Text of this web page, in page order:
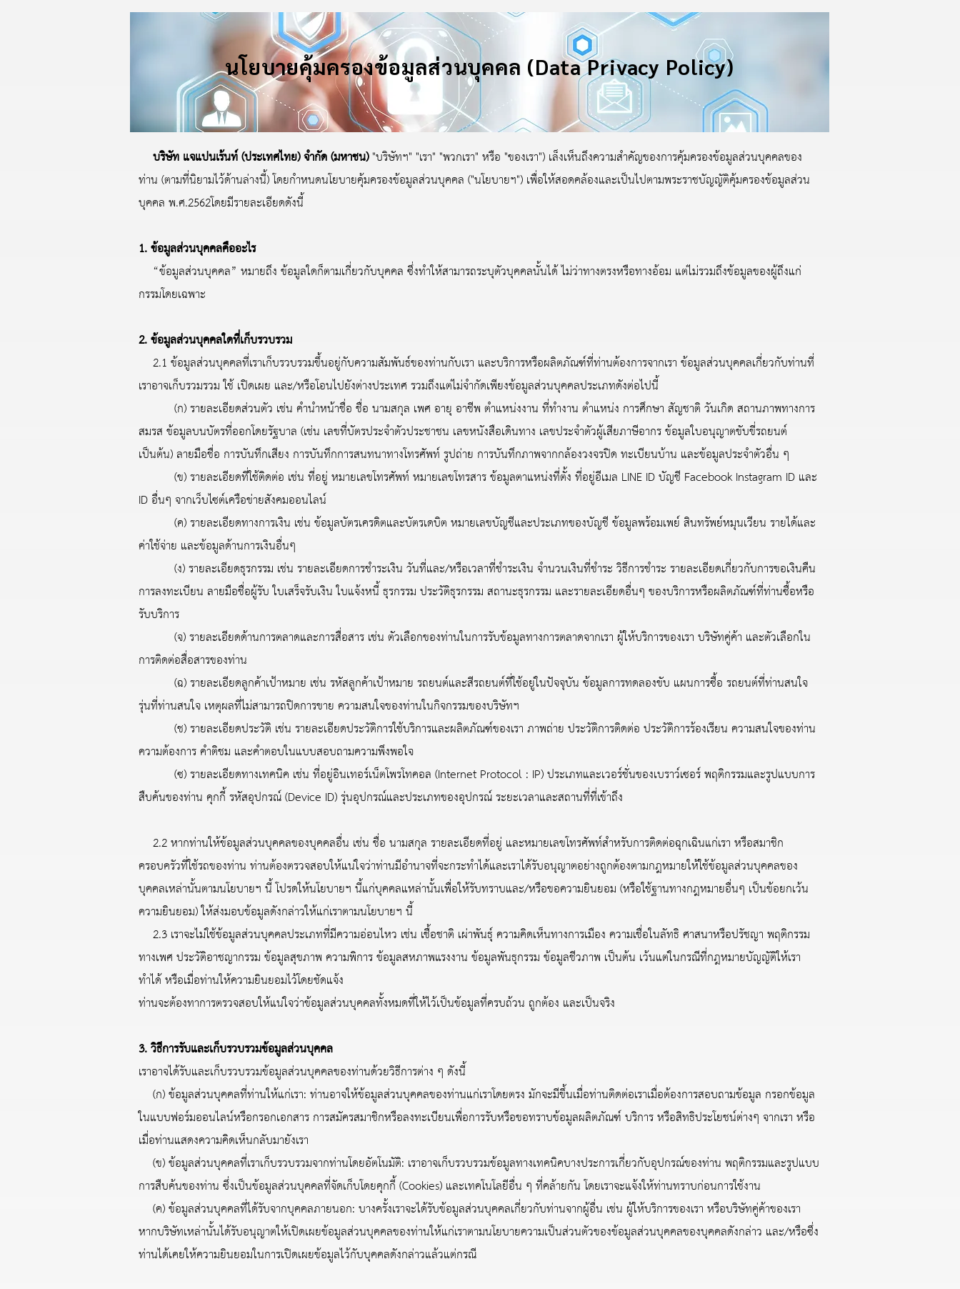
นโยบายคุ้มครองข้อมูลส่วนบุคคล (Data Privacy Policy)
บริษัท แจแปนเร้นท์ (ประเทศไทย) จำกัด (มหาชน)"บริษัทฯ" "เรา" "พวกเรา" หรือ "ของเรา") เล็งเห็นถึงความสำคัญของการคุ้มครองข้อมูลส่วนบุคคลของ
ท่าน (ตามที่นิยามไว้ด้านล่างนี้) โดยกำหนดนโยบายคุ้มครองข้อมูลส่วนบุคคล ("นโยบายฯ") เพื่อให้สอดคล้องและเป็นไปตามพระราชบัญญัติคุ้มครองข้อมูลส่วน
บุคคล พ.ศ.2562โดยมีรายละเอียดดังนี้
1. ข้อมูลส่วนบุคคลคืออะไร
“ข้อมูลส่วนบุคคล” หมายถึง ข้อมูลใดก็ตามเกี่ยวกับบุคคล ซึ่งทำให้สามารถระบุตัวบุคคลนั้นได้ ไม่ว่าทางตรงหรือทางอ้อม แต่ไม่รวมถึงข้อมูลของผู้ถึงแก่
กรรมโดยเฉพาะ
2. ข้อมูลส่วนบุคคลใดที่เก็บรวบรวม
2.1 ข้อมูลส่วนบุคคลที่เราเก็บรวบรวมขึ้นอยู่กับความสัมพันธ์ของท่านกับเรา และบริการหรือผลิตภัณฑ์ที่ท่านต้องการจากเรา ข้อมูลส่วนบุคคลเกี่ยวกับท่านที่
เราอาจเก็บรวมรวม ใช้ เปิดเผย และ/หรือโอนไปยังต่างประเทศ รวมถึงแต่ไม่จำกัดเพียงข้อมูลส่วนบุคคลประเภทดังต่อไปนี้
(ก) รายละเอียดส่วนตัว เช่น คำนำหน้าชื่อ ชื่อ นามสกุล เพศ อายุ อาชีพ ตำแหน่งงาน ที่ทำงาน ตำแหน่ง การศึกษา สัญชาติ วันเกิด สถานภาพทางการ
สมรส ข้อมูลบนบัตรที่ออกโดยรัฐบาล (เช่น เลขที่บัตรประจำตัวประชาชน เลขหนังสือเดินทาง เลขประจำตัวผู้เสียภาษีอากร ข้อมูลใบอนุญาตขับขี่รถยนต์
เป็นต้น) ลายมือชื่อ การบันทึกเสียง การบันทึกการสนทนาทางโทรศัพท์ รูปถ่าย การบันทึกภาพจากกล้องวงจรปิด ทะเบียนบ้าน และข้อมูลประจำตัวอื่น ๆ
(ข) รายละเอียดที่ใช้ติดต่อ เช่น ที่อยู่ หมายเลขโทรศัพท์ หมายเลขโทรสาร ข้อมูลตาแหน่งที่ตั้ง ที่อยู่อีเมล LINE ID บัญชี Facebook Instagram ID และ
ID อื่นๆ จากเว็บไซต์เครือข่ายสังคมออนไลน์
(ค) รายละเอียดทางการเงิน เช่น ข้อมูลบัตรเครดิตและบัตรเดบิต หมายเลขบัญชีและประเภทของบัญชี ข้อมูลพร้อมเพย์ สินทรัพย์หมุนเวียน รายได้และ
ค่าใช้จ่าย และข้อมูลด้านการเงินอื่นๆ
(ง) รายละเอียดธุรกรรม เช่น รายละเอียดการชำระเงิน วันที่และ/หรือเวลาที่ชำระเงิน จำนวนเงินที่ชำระ วิธีการชำระ รายละเอียดเกี่ยวกับการขอเงินคืน
การลงทะเบียน ลายมือชื่อผู้รับ ใบเสร็จรับเงิน ใบแจ้งหนี้ ธุรกรรม ประวัติธุรกรรม สถานะธุรกรรม และรายละเอียดอื่นๆ ของบริการหรือผลิตภัณฑ์ที่ท่านซื้อหรือ
รับบริการ
(จ) รายละเอียดด้านการตลาดและการสื่อสาร เช่น ตัวเลือกของท่านในการรับข้อมูลทางการตลาดจากเรา ผู้ให้บริการของเรา บริษัทคู่ค้า และตัวเลือกใน
การติดต่อสื่อสารของท่าน
(ฉ) รายละเอียดลูกค้าเป้าหมาย เช่น รหัสลูกค้าเป้าหมาย รถยนต์และสีรถยนต์ที่ใช้อยู่ในปัจจุบัน ข้อมูลการทดลองขับ แผนการซื้อ รถยนต์ที่ท่านสนใจ
รุ่นที่ท่านสนใจ เหตุผลที่ไม่สามารถปิดการขาย ความสนใจของท่านในกิจกรรมของบริษัทฯ
(ช) รายละเอียดประวัติ เช่น รายละเอียดประวัติการใช้บริการและผลิตภัณฑ์ของเรา ภาพถ่าย ประวัติการติดต่อ ประวัติการร้องเรียน ความสนใจของท่าน
ความต้องการ คำติชม และคำตอบในแบบสอบถามความพึงพอใจ
(ซ) รายละเอียดทางเทคนิค เช่น ที่อยู่อินเทอร์เน็ตโพรโทคอล (Internet Protocol : IP) ประเภทและเวอร์ชั่นของเบราว์เซอร์ พฤติกรรมและรูปแบบการ
สืบค้นของท่าน คุกกี้ รหัสอุปกรณ์ (Device ID) รุ่นอุปกรณ์และประเภทของอุปกรณ์ ระยะเวลาและสถานที่ที่เข้าถึง
2.2 หากท่านให้ข้อมูลส่วนบุคคลของบุคคลอื่น เช่น ชื่อ นามสกุล รายละเอียดที่อยู่ และหมายเลขโทรศัพท์สำหรับการติดต่อฉุกเฉินแก่เรา หรือสมาชิก
ครอบครัวที่ใช้รถของท่าน ท่านต้องตรวจสอบให้แน่ใจว่าท่านมีอำนาจที่จะกระทำได้และเราได้รับอนุญาตอย่างถูกต้องตามกฎหมายให้ใช้ข้อมูลส่วนบุคคลของ
บุคคลเหล่านั้นตามนโยบายฯ นี้ โปรดให้นโยบายฯ นี้แก่บุคคลแหล่านั้นเพื่อให้รับทราบและ/หรือขอความยินยอม (หรือใช้ฐานทางกฎหมายอื่นๆ เป็นข้อยกเว้น
ความยินยอม) ให้ส่งมอบข้อมูลดังกล่าวให้แก่เราตามนโยบายฯ นี้
2.3 เราจะไม่ใช้ข้อมูลส่วนบุคคลประเภทที่มีความอ่อนไหว เช่น เชื้อชาติ เผ่าพันธุ์ ความคิดเห็นทางการเมือง ความเชื่อในลัทธิ ศาสนาหรือปรัชญา พฤติกรรม
ทางเพศ ประวัติอาชญากรรม ข้อมูลสุขภาพ ความพิการ ข้อมูลสหภาพแรงงาน ข้อมูลพันธุกรรม ข้อมูลชีวภาพ เป็นต้น เว้นแต่ในกรณีที่กฎหมายบัญญัติให้เรา
ทำได้ หรือเมื่อท่านให้ความยินยอมไว้โดยชัดแจ้ง
ท่านจะต้องทาการตรวจสอบให้แน่ใจว่าข้อมูลส่วนบุคคลทั้งหมดที่ให้ไว้เป็นข้อมูลที่ครบถ้วน ถูกต้อง และเป็นจริง
3. วิธีการรับและเก็บรวบรวมข้อมูลส่วนบุคคล
เราอาจได้รับและเก็บรวบรวมข้อมูลส่วนบุคคลของท่านด้วยวิธีการต่าง ๆ ดังนี้
(ก) ข้อมูลส่วนบุคคลที่ท่านให้แก่เรา: ท่านอาจให้ข้อมูลส่วนบุคคลของท่านแก่เราโดยตรง มักจะมีขึ้นเมื่อท่านติดต่อเราเมื่อต้องการสอบถามข้อมูล กรอกข้อมูล
ในแบบฟอร์มออนไลน์หรือกรอกเอกสาร การสมัครสมาชิกหรือลงทะเบียนเพื่อการรับหรือขอทราบข้อมูลผลิตภัณฑ์ บริการ หรือสิทธิประโยชน์ต่างๆ จากเรา หรือ
เมื่อท่านแสดงความคิดเห็นกลับมายังเรา
(ข) ข้อมูลส่วนบุคคลที่เราเก็บรวบรวมจากท่านโดยอัตโนมัติ: เราอาจเก็บรวบรวมข้อมูลทางเทคนิคบางประการเกี่ยวกับอุปกรณ์ของท่าน พฤติกรรมและรูปแบบ
การสืบค้นของท่าน ซึ่งเป็นข้อมูลส่วนบุคคลที่จัดเก็บโดยคุกกี้ (Cookies) และเทคโนโลยีอื่น ๆ ที่คล้ายกัน โดยเราจะแจ้งให้ท่านทราบก่อนการใช้งาน
(ค) ข้อมูลส่วนบุคคลที่ได้รับจากบุคคลภายนอก: บางครั้งเราจะได้รับข้อมูลส่วนบุคคลเกี่ยวกับท่านจากผู้อื่น เช่น ผู้ให้บริการของเรา หรือบริษัทคู่ค้าของเรา
หากบริษัทเหล่านั้นได้รับอนุญาตให้เปิดเผยข้อมูลส่วนบุคคลของท่านให้แก่เราตามนโยบายความเป็นส่วนตัวของข้อมูลส่วนบุคคลของบุคคลดังกล่าว และ/หรือซึ่ง
ท่านได้เคยให้ความยินยอมในการเปิดเผยข้อมูลไว้กับบุคคลดังกล่าวแล้วแต่กรณี